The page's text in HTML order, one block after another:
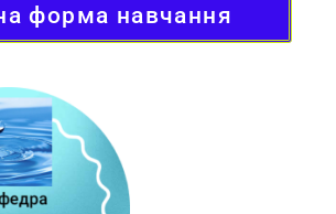
форма навчання